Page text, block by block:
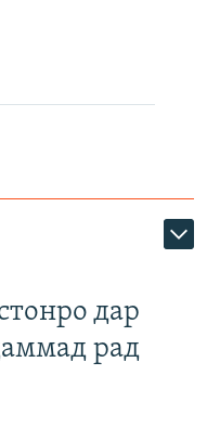
дар
рад